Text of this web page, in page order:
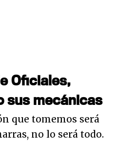
Oficiales,
sus mecánicas
que tomemos será
no lo será todo.